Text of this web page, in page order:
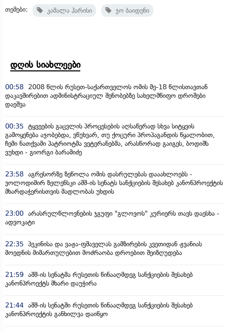
თემები: კამალა ჰარისი ჯო ბაიდენი
დღის სიახლეები
00:58
2008 წლის რუსეთ-საქართველოს ომის მე-18 წლისთავთან
დაკავშირებით ადმინისტრაციულ შენობებზე სახელმწიფო დროშები
დაეშვა
00:35 ტყვეების გაცვლის პროცესების აღსაწერად სხვა სიტყვის
გამოყენება აჯობებდა, ვწუხვარ, თუ ქოცური პროპაგანდის წყალობით,
ჩემი ნათქვამი პატრიოტმა ვეტერანებმა, არასწორად გაიგეს, ბოდიშს
ვუხდი - გიორგი ბარამიძე
23:58 აგრესორზე ზეწოლა ომის დასრულებას დააახლოებს -
ვოლოდიმირ ზელენსკი აშშ-ის სენატს სანქციების შესახებ კანონპროექტის
მხარდაჭერისთვის მადლობას უხდის
23:00 არასრულწლოვნების ჯგუფი "გლოვოს" კურიერს თავს დაესხა -
ადვოკატი
22:35 პეკინისა და ვაჟა-ფშაველას გამზირების კვეთიდან ჟვანიას
მოედნის მიმართულებით მოძრაობა დროებით შეიზღუდება
21:59 აშშ-ის სენატმა რუსეთის წინააღმდეგ სანქციების შესახებ
კანონპროექტს მხარი დაუჭირა
21:44 აშშ-ის სენატში რუსეთის წინააღმდეგ სანქციების შესახებ
კანონპროექტის განხილვა დაიწყო